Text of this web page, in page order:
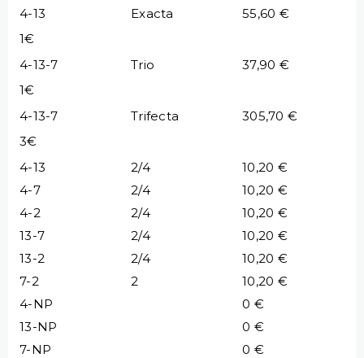
4-13
Exacta
55,60 €
1€
4-13-7
Trio
37,90 €
1€
4-13-7
Trifecta
305,70 €
3€
4-13
2/4
10,20 €
4-7
2/4
10,20 €
4-2
2/4
10,20 €
13-7
2/4
10,20 €
13-2
2/4
10,20 €
7-2
2
10,20 €
4-NP
0 €
13-NP
0 €
7-NP
0 €